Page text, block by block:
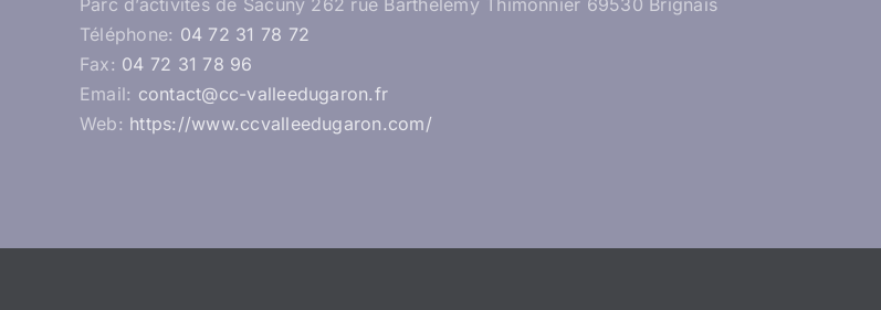
Parc d’activités de Sacuny 262 rue Barthélémy Thimonnier 69530 Brignais
Téléphone: 04 72 31 78 72
Fax: 04 72 31 78 96
Email: contact@cc-valleedugaron.fr
Web: https://www.ccvalleedugaron.com/